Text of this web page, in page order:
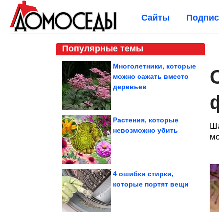
Сайты
Популярные темы
Многолетники, которые
можно сажать вместо
деревьев
Растения, которые
невозможно убить
4 ошибки стирки,
которые портят вещи